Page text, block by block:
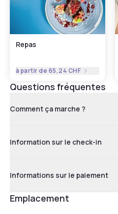
Repas
à partir de 65,24 CHF
Questions fréquentes
Comment ça marche ?
Information sur le check-in
Informations sur le paiement
Emplacement